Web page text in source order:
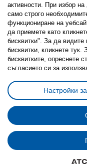
FacebookTwitter
Политика за
Избор на
Условия за ползване
Политика за
Общи
Политика за защита
© Inter-
активности. При избор
само строго
функциониране на
да приемете като
бисквитки". За да
бисквитки, кликнете
бисквитките, опреснете
съгласието си за
Настройки